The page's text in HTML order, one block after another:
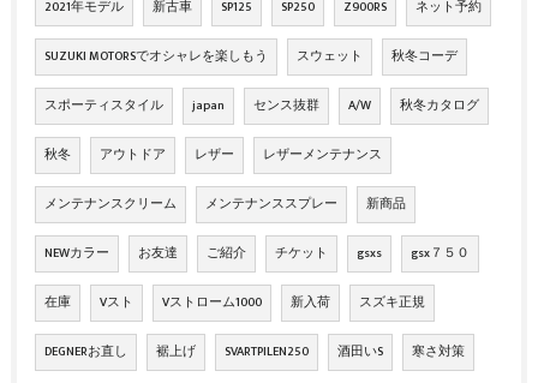
2021年モデル 新古車 SP125 SP250 Z900RS ネット予約
SUZUKI MOTORSでオシャレを楽しもう スウェット 秋冬コーデ
スポーティスタイル japan センス抜群 A/W 秋冬カタログ
秋冬 アウトドア レザー レザーメンテナンス
メンテナンスクリーム メンテナンススプレー 新商品
NEWカラー お友達 ご紹介 チケット gsxs gsx７５０
在庫 Vスト Vストローム1000 新入荷 スズキ正規
DEGNERお直し 裾上げ SVARTPILEN250 酒田いS 寒さ対策